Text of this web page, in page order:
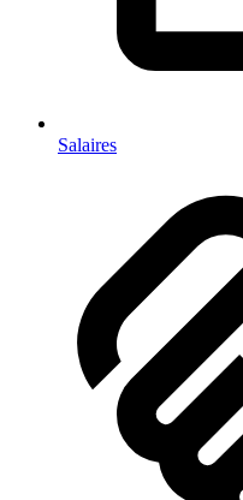
Salaires